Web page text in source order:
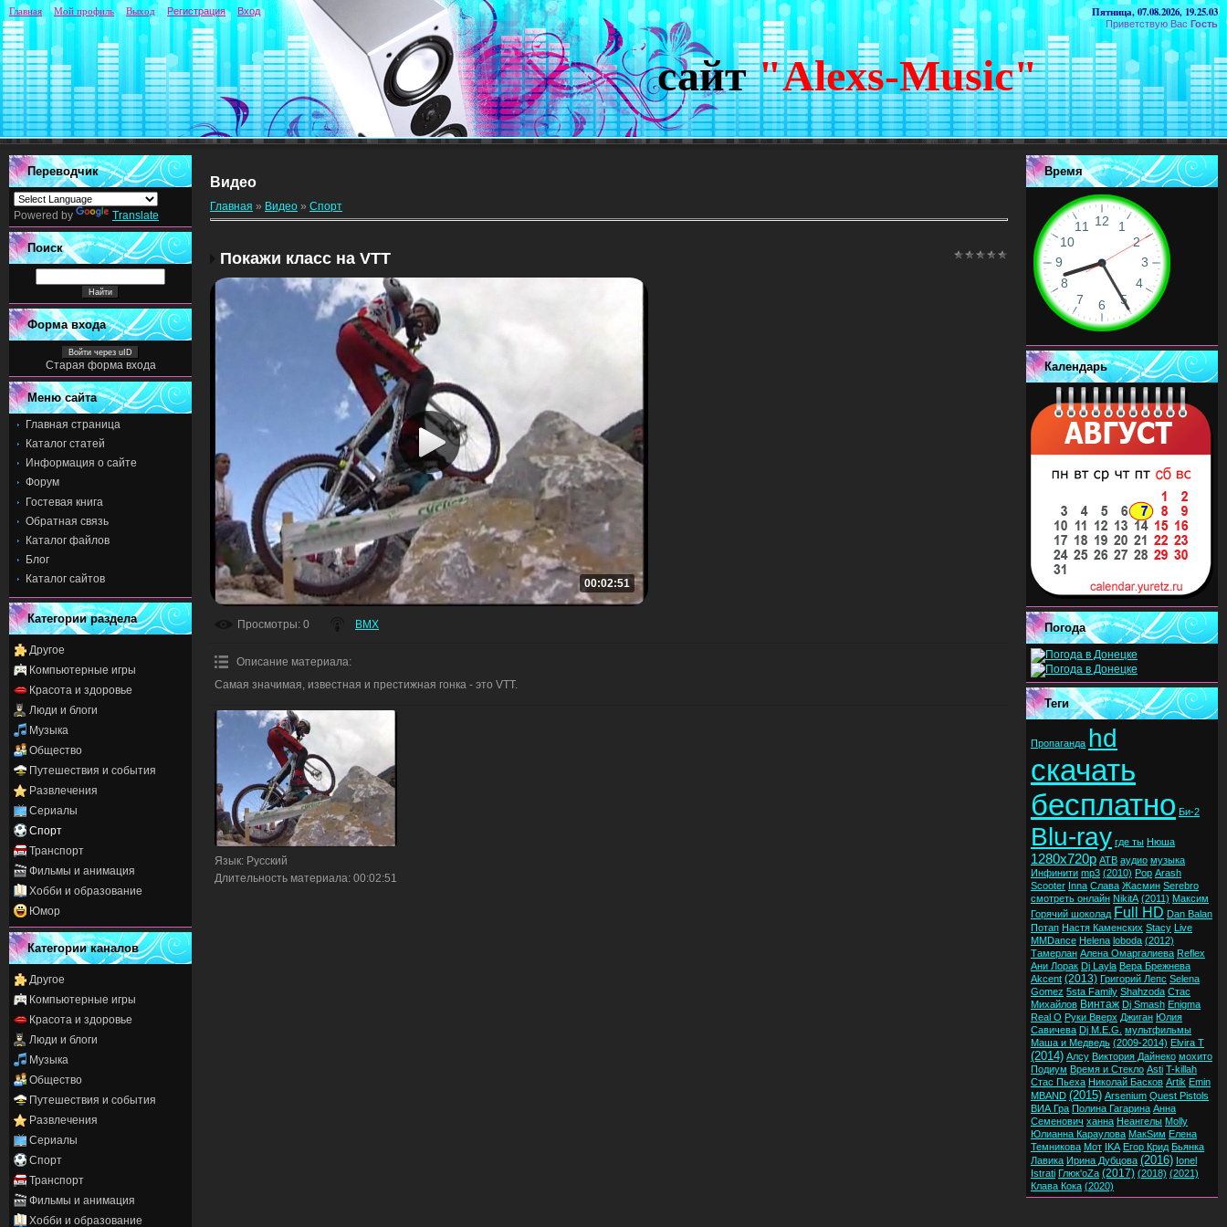
Пятница, 07.08.2026, 19.25.03
Приветствую Вас Гость
сайт "Alexs-Music"
Главная Мой профиль Выход Регистрация Вход
Переводчик
Powered by Translate
Поиск
Форма входа
Войти через uID
Старая форма входа
Меню сайта
Главная страница
Каталог статей
Информация о сайте
Форум
Гостевая книга
Обратная связь
Каталог файлов
Блог
Каталог сайтов
Категории раздела
Другое
Компьютерные игры
Красота и здоровье
Люди и блоги
Музыка
Общество
Путешествия и события
Развлечения
Сериалы
Спорт
Транспорт
Фильмы и анимация
Хобби и образование
Юмор
Категории каналов
Другое
Компьютерные игры
Красота и здоровье
Люди и блоги
Музыка
Общество
Путешествия и события
Развлечения
Сериалы
Спорт
Транспорт
Фильмы и анимация
Хобби и образование
Видео
Главная » Видео » Спорт
Покажи класс на VTT
00:02:51
Просмотры: 0 BMX
Описание материала:
Самая значимая, известная и престижная гонка - это VTT.
Язык: Русский
Длительность материала: 00:02:51
Время
Календарь
Погода
Теги
Пропаганда hd
скачать
бесплатно Би-2
Blu-ray где ты Нюша
1280x720p ATB аудио музыка
Инфинити mp3 (2010) Pop Arash
Scooter Inna Слава Жасмин Serebro
смотреть онлайн NikitA (2011) Максим
Горячий шоколад Full HD Dan Balan
Потап Настя Каменских Stacy Live
MMDance Helena loboda (2012)
Тамерлан Алена Омаргалиева Reflex
Ани Лорак Dj Layla Вера Брежнева
Akcent (2013) Григорий Лепс Selena
Gomez 5sta Family Shahzoda Стас
Михайлов Винтаж Dj Smash Enigma
Real O Руки Вверх Джиган Юлия
Савичева Dj M.E.G. мультфильмы
Маша и Медведь (2009-2014) Elvira T
(2014) Алсу Виктория Дайнеко мохито
Подиум Время и Стекло Asti T-killah
Стас Пьеха Николай Басков Artik Emin
MBAND (2015) Arsenium Quest Pistols
ВИА Гра Полина Гагарина Анна
Семенович ханна Неангелы Molly
Юлианна Караулова МакSим Елена
Темникова Мот IKA Егор Крид Бьянка
Лавика Ирина Дубцова (2016) Ionel
Istrati Глюк'oZa (2017) (2018) (2021)
Клава Кока (2020)